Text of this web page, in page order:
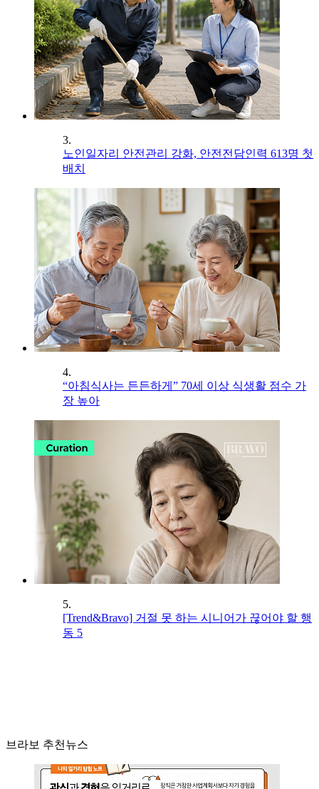
3.
노인일자리 안전관리 강화, 안전전담인력 613명 첫
배치
4.
“아침식사는 든든하게” 70세 이상 식생활 점수 가
장 높아
5.
[Trend&Bravo] 거절 못 하는 시니어가 끊어야 할 행
동 5
브라보 추천뉴스